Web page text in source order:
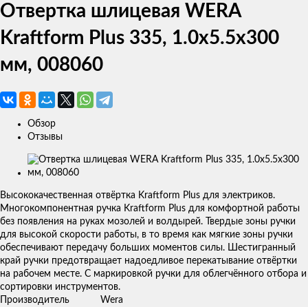
Отвертка шлицевая WERA
Kraftform Plus 335, 1.0x5.5x300
мм, 008060
Обзор
Отзывы
Изображения
Высококачественная отвёртка Kraftform Plus для электриков.
Многокомпонентная ручка Kraftform Plus для комфортной работы
без появления на руках мозолей и волдырей. Твердые зоны ручки
для высокой скорости работы, в то время как мягкие зоны ручки
обеспечивают передачу больших моментов силы. Шестигранный
край ручки предотвращает надоедливое перекатывание отвёртки
на рабочем месте. С маркировкой ручки для облегчённого отбора и
сортировки инструментов.
Производитель
Wera